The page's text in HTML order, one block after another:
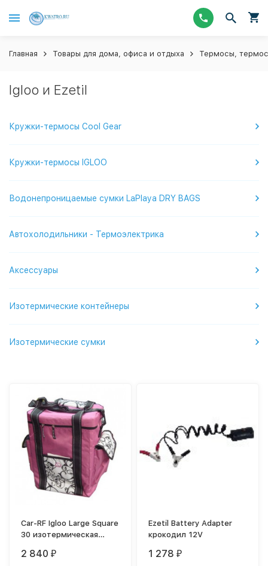
Главная Товары для дома, офиса и отдыха Термосы,
Igloo и Ezetil
Кружки-термосы Cool Gear
Кружки-термосы IGLOO
Водонепроницаемые сумки LaPlaya DRY BAGS
Автохолодильники - Термоэлектрика
Аксессуары
Изотермические контейнеры
Изотермические сумки
Car-RF Igloo Large Square
30 изотермическая
2 840 ₽
Ezetil Battery Adapter
крокодил 12V
1 278 ₽